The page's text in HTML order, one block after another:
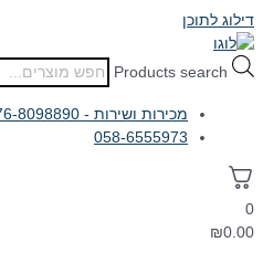
דילוג לתוכן
Products search
מכירות ושירות - 076-8098890
058-6555973
0
₪0.00